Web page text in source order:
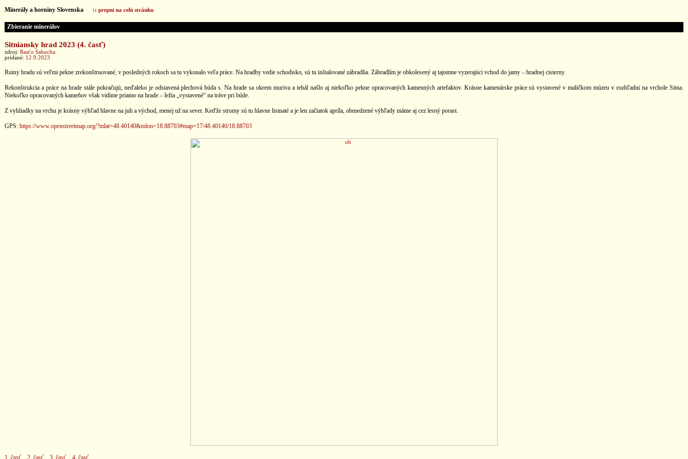
Minerály a horniny Slovenska :: prepni na celú stránku
Zbieranie minerálov
Sitniansky hrad 2023 (4. časť)
zdroj: Rasťo Sabucha
pridané: 12.9.2023
Ruiny hradu sú veľmi pekne zrekonštruované, v posledných rokoch sa tu vykonalo veľa práce. Na hradby vedie schodisko, sú tu inštalované zábradlia. Zábradlím je obkolesený aj tajomne vyzerajúci vchod do jamy – hradnej cisterny.
Rekonštrukcia a práce na hrade stále pokračujú, neďaleko je odstavená plechová búda s. Na hrade sa okrem muriva a tehál našlo aj niekoľko pekne opracovaných kamenných artefaktov. Krásne kamenárske práce sú vystavené v maličkom múzeu v rozhľadni na vrchole Sitna.
Niekoľko opracovaných kameňov však vidíme priamo na hrade – ležia „vystavené“ na tráve pri búde.
Z vyhliadky na vrchu je krásny výhľad hlavne na juh a východ, menej už na sever. Keďže stromy sú tu hlavne listnaté a je len začiatok apríla, obmedzené výhľady máme aj cez lesný porast.
GPS: https://www.openstreetmap.org/?mlat=48.40140&mlon=18.88703#map=17/48.40140/18.88703
1. časť 2. časť 3. časť 4. časť